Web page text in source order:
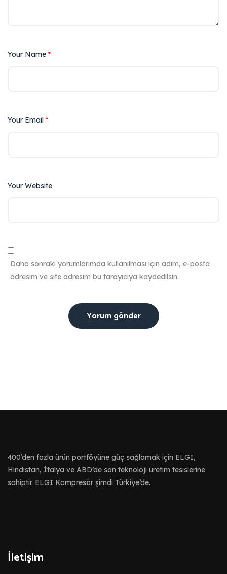
Your Name *
Your Email *
Your Website
Daha sonraki yorumlarımda kullanılması için adım, e-posta
adresim ve site adresim bu tarayıcıya kaydedilsin.
400’den fazla ürün portföyüne güç sağlamak için ELGI,
Hindistan, İtalya ve ABD’de son teknoloji üretim tesislerine
sahiptir. ELGI Kompresör şimdi Türkiye’de.
İletişim